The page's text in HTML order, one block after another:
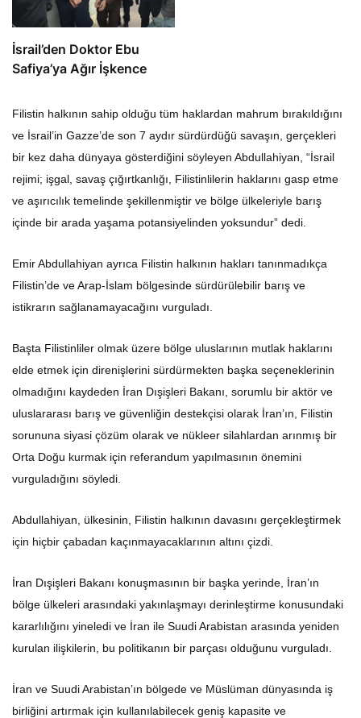
İsrail’den Doktor Ebu
Safiya’ya Ağır İşkence
Filistin halkının sahip olduğu tüm haklardan mahrum bırakıldığını
ve İsrail’in Gazze’de son 7 aydır sürdürdüğü savaşın, gerçekleri
bir kez daha dünyaya gösterdiğini söyleyen Abdullahiyan, “İsrail
rejimi; işgal, savaş çığırtkanlığı, Filistinlilerin haklarını gasp etme
ve aşırıcılık temelinde şekillenmiştir ve bölge ülkeleriyle barış
içinde bir arada yaşama potansiyelinden yoksundur” dedi.
Emir Abdullahiyan ayrıca Filistin halkının hakları tanınmadıkça
Filistin’de ve Arap-İslam bölgesinde sürdürülebilir barış ve
istikrarın sağlanamayacağını vurguladı.
Başta Filistinliler olmak üzere bölge uluslarının mutlak haklarını
elde etmek için direnişlerini sürdürmekten başka seçeneklerinin
olmadığını kaydeden İran Dışişleri Bakanı, sorumlu bir aktör ve
uluslararası barış ve güvenliğin destekçisi olarak İran’ın, Filistin
sorununa siyasi çözüm olarak ve nükleer silahlardan arınmış bir
Orta Doğu kurmak için referandum yapılmasının önemini
vurguladığını söyledi.
Abdullahiyan, ülkesinin, Filistin halkının davasını gerçekleştirmek
için hiçbir çabadan kaçınmayacaklarının altını çizdi.
İran Dışişleri Bakanı konuşmasının bir başka yerinde, İran’ın
bölge ülkeleri arasındaki yakınlaşmayı derinleştirme konusundaki
kararlılığını yineledi ve İran ile Suudi Arabistan arasında yeniden
kurulan ilişkilerin, bu politikanın bir parçası olduğunu vurguladı.
İran ve Suudi Arabistan’ın bölgede ve Müslüman dünyasında iş
birliğini artırmak için kullanılabilecek geniş kapasite ve